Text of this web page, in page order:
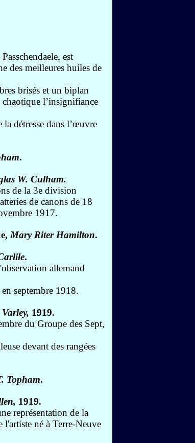
est
des meilleures huiles de
brisés et un biplan
chaotique l’insignifiance
détresse dans l’œuvre
.
W. Culham.
de la 3e division
de canons de 18
1917.
Mary Riter Hamilton.
.
allemand
septembre 1918.
1919.
du Groupe des Sept,
devant des rangées
Topham.
1919.
représentation de la
né à Terre-Neuve